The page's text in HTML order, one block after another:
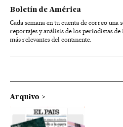
Boletín de América
Cada semana en tu cuenta de correo una
reportajes y análisis de los periodistas
más relevantes del continente.
Arquivo